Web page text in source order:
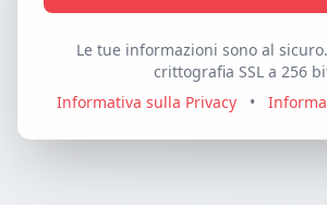
Le tue informazioni sono al
crittografia SSL a 256
Informativa sulla Privacy
•